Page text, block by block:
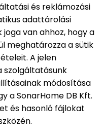
és reklámozási
adattárolási
van ahhoz, hogy a
meghatározza a sütik
A jelen
szolgáltatásunk
módosítása
a SonarHome DB Kft.
és hasonló fájlokat